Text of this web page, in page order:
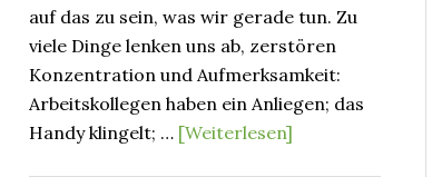
auf das zu sein, was wir gerade tun. Zu
viele Dinge lenken uns ab, zerstören
Konzentration und Aufmerksamkeit:
Arbeitskollegen haben ein Anliegen; das
Handy klingelt; … [Weiterlesen]